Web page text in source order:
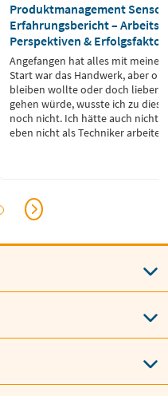
Produktmanagement
Erfahrungsbericht –
Perspektiven &
Angefangen hat alles mit meiner
Start war das Handwerk, aber
bleiben wollte oder doch lieber
gehen würde, wusste ich zu
noch nicht. Ich hätte auch nicht
eben nicht als Techniker